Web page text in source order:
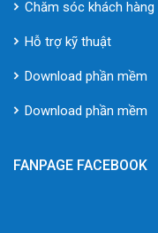
Chăm sóc khách hàng
Hỗ trợ kỹ thuật
Download phần mềm
Download phần mềm
FANPAGE FACEBOOK